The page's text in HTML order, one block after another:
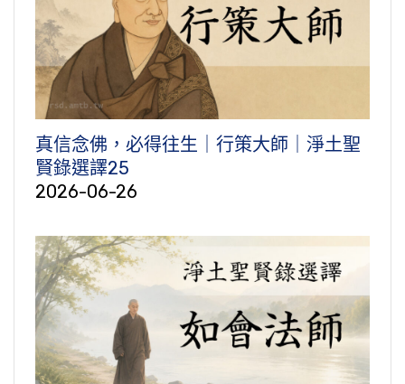
真信念佛，必得往生｜行策大師｜淨土聖
賢錄選譯25
2026-06-26